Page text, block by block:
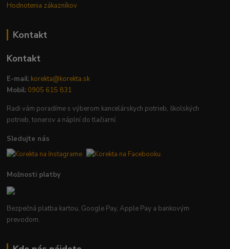
Hodnotenia zákazníkov
Kontakt
Kontakt
E-mail: korekta@korekta.sk
Mobil: 0905 615 831
Radi vám poradíme s výberom kancelárskych potrieb, školských
potrieb, tonerov a náplní do tlačiarní.
Sledujte nás
Možnosti platby
Bezpečná platba kartou, Google Pay, Apple Pay a bankovým
prevodom.